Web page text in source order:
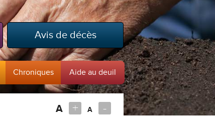
Avis de décès
Chroniques Aide au deuil
A + A -